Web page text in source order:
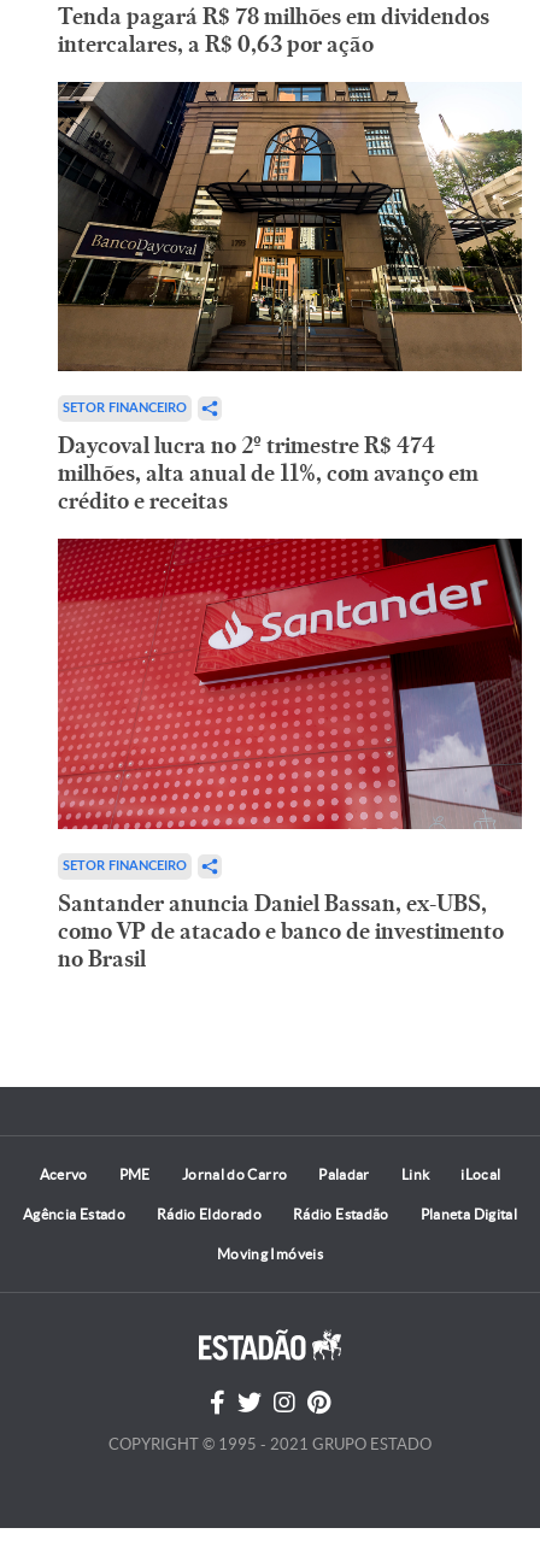
Tenda pagará R$ 78 milhões em dividendos
intercalares, a R$ 0,63 por ação
SETOR FINANCEIRO
Daycoval lucra no 2º trimestre R$ 474
milhões, alta anual de 11%, com avanço em
crédito e receitas
SETOR FINANCEIRO
Santander anuncia Daniel Bassan, ex-UBS,
como VP de atacado e banco de investimento
no Brasil
Acervo PME Jornal do Carro Paladar Link iLocal
Agência Estado Rádio Eldorado Rádio Estadão Planeta Digital
Moving Imóveis
COPYRIGHT © 1995 - 2021 GRUPO ESTADO